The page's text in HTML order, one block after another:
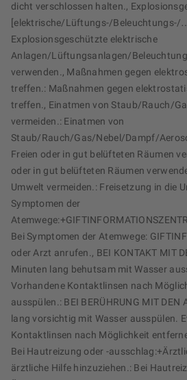
dicht verschlossen halten.,
[elektrische/Lüftungs-/Beleuchtungs-/
Explosionsgeschützte elektrische
Anlagen/Lüftungsanlagen/
verwenden., Maßnahmen gegen
treffen.: Maßnahmen gegen
treffen., Einatmen von Staub/Rauch/
vermeiden.: Einatmen von
Staub/Rauch/Gas/Nebel/Dampf/
Freien oder in gut belüfteten Räumen
oder in gut belüfteten Räumen
Umwelt vermeiden.: Freisetzung in die
Symptomen der
Bei Symptomen der Atemwege:
oder Arzt anrufen., BEI KONTAKT MIT
Minuten lang behutsam mit Wasser
Vorhandene Kontaktlinsen nach
ausspülen.: BEI BERÜHRUNG MIT DEN
lang vorsichtig mit Wasser ausspülen.
Kontaktlinsen nach Möglichkeit
Bei Hautreizung oder -
ärztliche Hilfe hinzuziehen.: Bei